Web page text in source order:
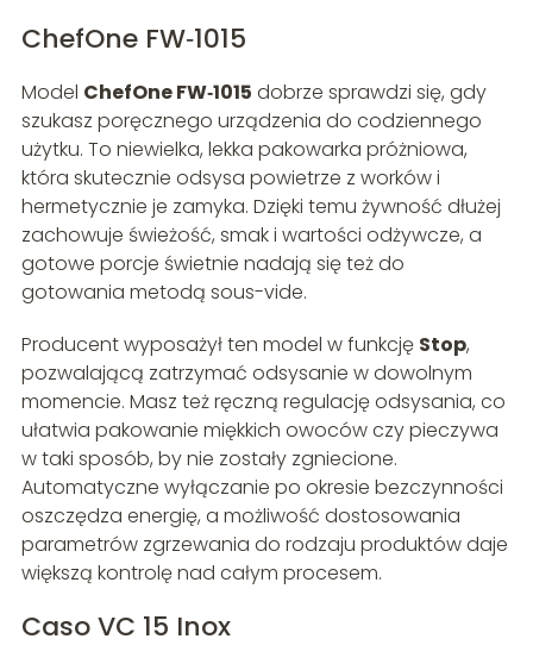
ChefOne FW‑1015
Model ChefOne FW‑1015 dobrze sprawdzi się, gdy
szukasz poręcznego urządzenia do codziennego
użytku. To niewielka, lekka pakowarka próżniowa,
która skutecznie odsysa powietrze z worków i
hermetycznie je zamyka. Dzięki temu żywność dłużej
zachowuje świeżość, smak i wartości odżywcze, a
gotowe porcje świetnie nadają się też do
gotowania metodą sous-vide.
Producent wyposażył ten model w funkcję Stop,
pozwalającą zatrzymać odsysanie w dowolnym
momencie. Masz też ręczną regulację odsysania, co
ułatwia pakowanie miękkich owoców czy pieczywa
w taki sposób, by nie zostały zgniecione.
Automatyczne wyłączanie po okresie bezczynności
oszczędza energię, a możliwość dostosowania
parametrów zgrzewania do rodzaju produktów daje
większą kontrolę nad całym procesem.
Caso VC 15 Inox